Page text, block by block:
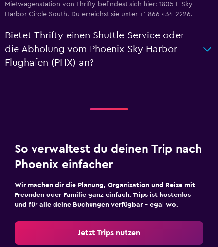
Mietwagenstation von Thrifty befindest sich hier: 1805 E Sky
Harbor Circle South. Du erreichst sie unter +1 866 434 2226.
Bietet Thrifty einen Shuttle-Service oder
die Abholung vom Phoenix-Sky Harbor
Flughafen (PHX) an?
So verwaltest du deinen Trip nach
Phoenix einfacher
Wir machen dir die Planung, Organisation und Reise mit
Freunden oder Familie ganz einfach. Trips ist kostenlos
und für alle deine Buchungen verfügbar – egal wo.
Jetzt Trips nutzen